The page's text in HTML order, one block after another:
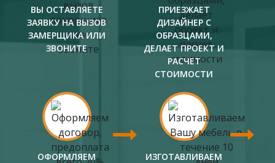
ВЫ ОСТАВЛЯЕТЕ
ЗАЯВКУ НА ВЫЗОВ
ЗАМЕРЩИКА ИЛИ
ЗВОНИТЕ
ПРИЕЗЖАЕТ
ДИЗАЙНЕР С
ОБРАЗЦАМИ,
ДЕЛАЕТ ПРОЕКТ И
РАСЧЕТ
СТОИМОСТИ
ОФОРМЛЯЕМ
ИЗГОТАВЛИВАЕМ